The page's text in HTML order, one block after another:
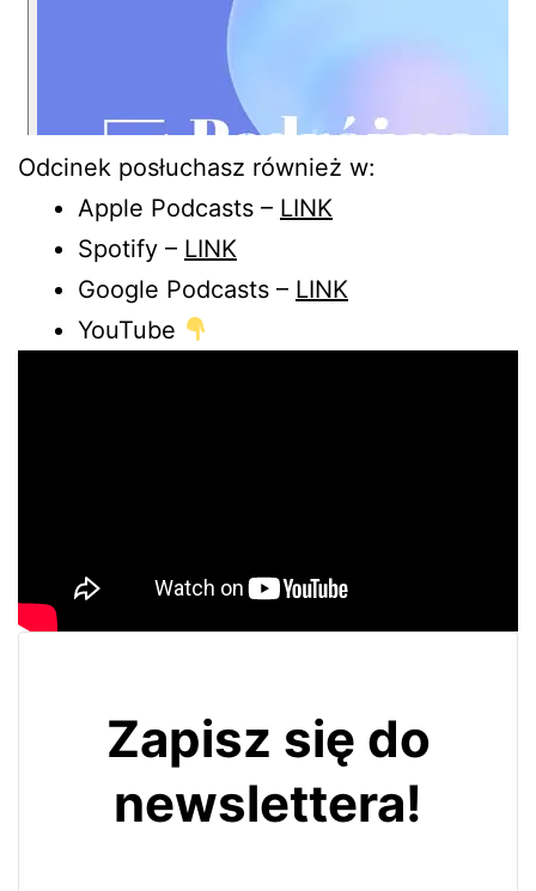
Odcinek posłuchasz również w:
Apple Podcasts – LINK
Spotify – LINK
Google Podcasts – LINK
YouTube
Zapisz się do
newslettera!